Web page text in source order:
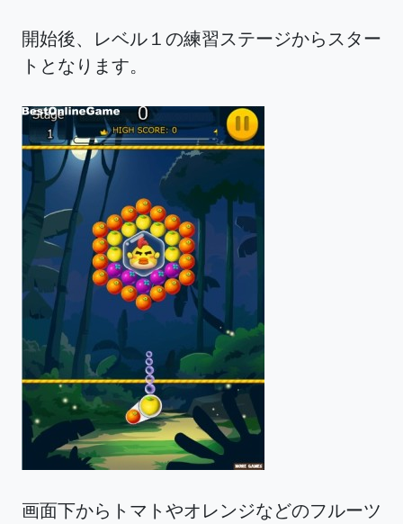
開始後、レベル１の練習ステージからスター
トとなります。
画面下からトマトやオレンジなどのフルーツ